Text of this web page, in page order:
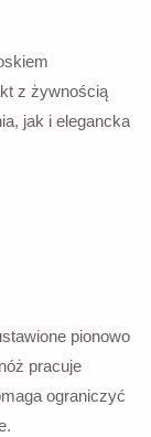
z żywnością
jak i elegancka
pionowo
pracuje
ograniczyć